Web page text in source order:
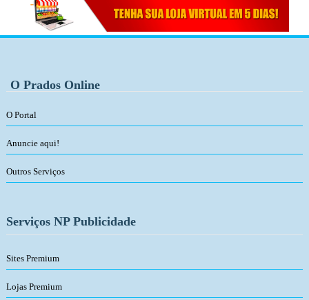
O Prados Online
O Portal
Anuncie aqui!
Outros Serviços
Serviços NP Publicidade
Sites Premium
Lojas Premium